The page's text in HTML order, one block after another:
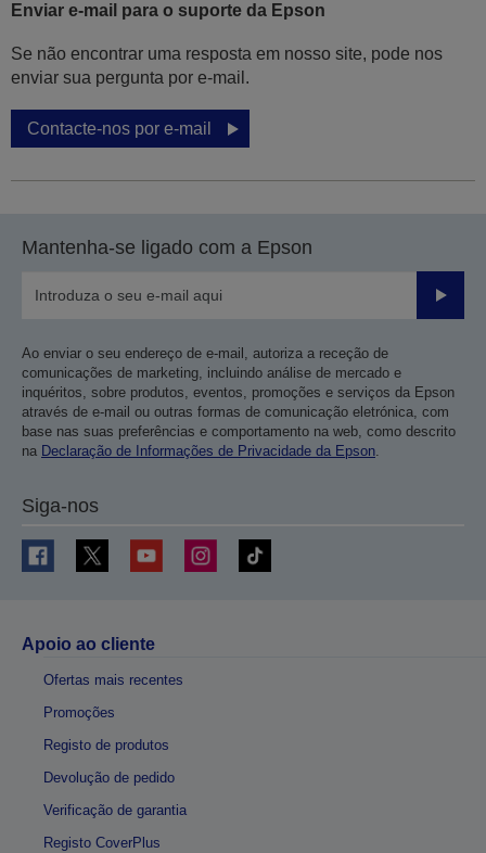
Enviar e-mail para o suporte da Epson
Se não encontrar uma resposta em nosso site, pode nos
enviar sua pergunta por e-mail.
Contacte-nos por e-mail
Mantenha-se ligado com a Epson
Enviar
Ao enviar o seu endereço de e-mail, autoriza a receção de
comunicações de marketing, incluindo análise de mercado e
inquéritos, sobre produtos, eventos, promoções e serviços da Epson
através de e-mail ou outras formas de comunicação eletrónica, com
base nas suas preferências e comportamento na web, como descrito
na Declaração de Informações de Privacidade da Epson.
Siga-nos
Apoio ao cliente
Ofertas mais recentes
Promoções
Registo de produtos
Devolução de pedido
Verificação de garantia
Registo CoverPlus